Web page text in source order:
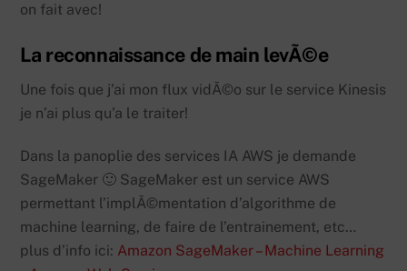
on fait avec!
La reconnaissance de main levÃ©e
Une fois que j’ai mon flux vidÃ©o sur le service Kinesis
je n’ai plus qu’a le traiter!
Dans la panoplie des services IA AWS je demande
SageMaker 🙂 SageMaker est un service AWS
permettant l’implÃ©mentation d’algorithme de
machine learning, de faire de l’entrainement, etc…
plus d’info ici: Amazon SageMaker – Machine Learning